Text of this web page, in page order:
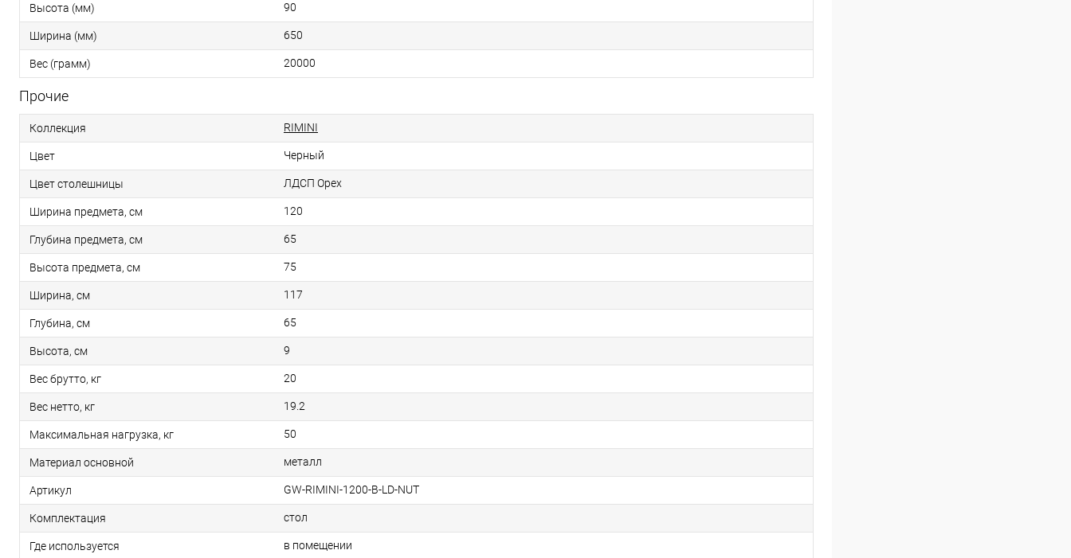
Высота (мм) 90
Ширина (мм) 650
Вес (грамм) 20000
Прочие
Коллекция RIMINI
Цвет Черный
Цвет столешницы ЛДСП Орех
Ширина предмета, см 120
Глубина предмета, см 65
Высота предмета, см 75
Ширина, см 117
Глубина, см 65
Высота, см 9
Вес брутто, кг 20
Вес нетто, кг 19.2
Максимальная нагрузка, кг 50
Материал основной металл
Артикул GW-RIMINI-1200-B-LD-NUT
Комплектация стол
Где используется в помещении